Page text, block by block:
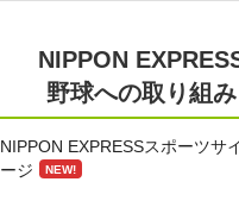
NIPPON
野球への取り組み
NIPPON EXPRESSスポーツ
ージ
NEW!